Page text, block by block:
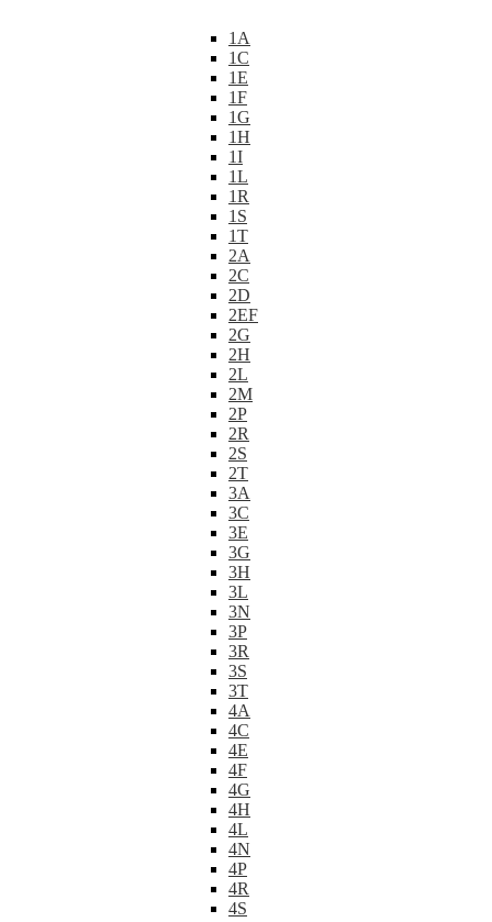
1A
1C
1E
1F
1G
1H
1I
1L
1R
1S
1T
2A
2C
2D
2EF
2G
2H
2L
2M
2P
2R
2S
2T
3A
3C
3E
3G
3H
3L
3N
3P
3R
3S
3T
4A
4C
4E
4F
4G
4H
4L
4N
4P
4R
4S